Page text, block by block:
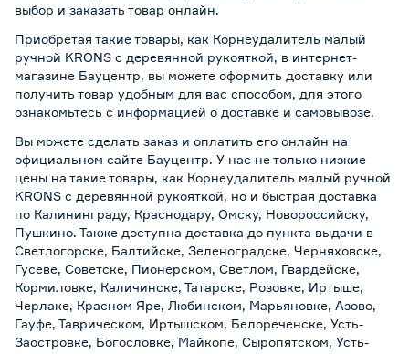
выбор и заказать товар онлайн.
Приобретая такие товары, как Корнеудалитель малый
ручной KRONS с деревянной рукояткой, в интернет-
магазине Бауцентр, вы можете оформить доставку или
получить товар удобным для вас способом, для этого
ознакомьтесь с информацией о доставке и самовывозе.
Вы можете сделать заказ и оплатить его онлайн на
официальном сайте Бауцентр. У нас не только низкие
цены на такие товары, как Корнеудалитель малый ручной
KRONS с деревянной рукояткой, но и быстрая доставка
по Калининграду, Краснодару, Омску, Новороссийску,
Пушкино. Также доступна доставка до пункта выдачи в
Светлогорске, Балтийске, Зеленоградске, Черняховске,
Гусеве, Советске, Пионерском, Светлом, Гвардейске,
Кормиловке, Каличинске, Татарске, Розовке, Иртыше,
Черлаке, Красном Яре, Любинском, Марьяновке, Азово,
Гауфе, Таврическом, Иртышском, Белореченске, Усть-
Заостровке, Богословке, Майкопе, Сыропятском, Усть-